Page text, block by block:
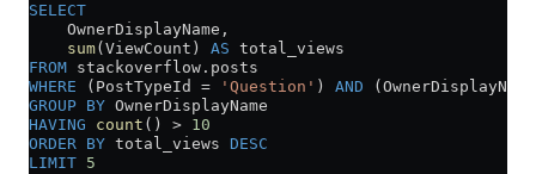
SELECT
    OwnerDisplayName,
    sum
(ViewCount) AS total_views
FROM stackoverflow . posts
WHERE (PostTypeId = 'Question' ) AND
GROUP BY OwnerDisplayName
HAVING count () > 10
ORDER BY total_views DESC
LIMIT 5